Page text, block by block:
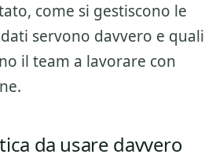
come si gestiscono le
servono davvero e quali
il team a lavorare con
da usare davvero